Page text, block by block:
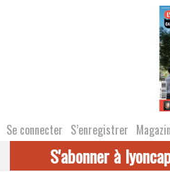
Se connecter S’enregistrer
S'abonner à